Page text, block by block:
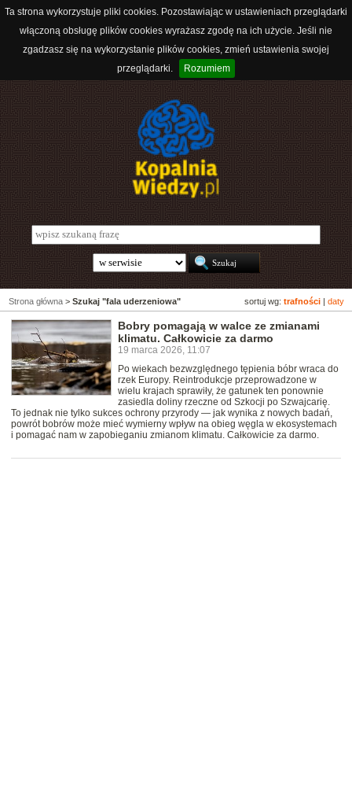
Ta strona wykorzystuje pliki cookies. Pozostawiając w ustawieniach przeglądarki
włączoną obsługę plików cookies wyrażasz zgodę na ich użycie. Jeśli nie
zgadzasz się na wykorzystanie plików cookies, zmień ustawienia swojej
przeglądarki.
Rozumiem
sortuj wg: trafności daty
Strona główna > Szukaj "fala uderzeniowa"
Bobry pomagają w walce ze zmianami
klimatu. Całkowicie za darmo
19 marca 2026, 11:07
Po wiekach bezwzględnego tępienia bóbr wraca do
rzek Europy. Reintrodukcje przeprowadzone w
wielu krajach sprawiły, że gatunek ten ponownie
zasiedla doliny rzeczne od Szkocji po Szwajcarię.
To jednak nie tylko sukces ochrony przyrody — jak wynika z nowych badań,
powrót bobrów może mieć wymierny wpływ na obieg węgla w ekosystemach
i pomagać nam w zapobieganiu zmianom klimatu. Całkowicie za darmo.